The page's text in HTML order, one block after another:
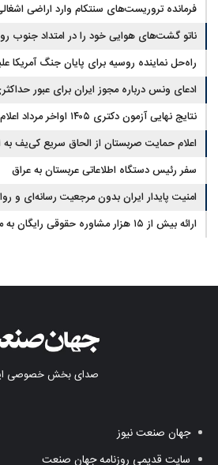
فرمانده تروریست‌های سنتکام وارد اراضی
ناتو گشت‌های هوایی خود را در امتداد جنوب
راه‌حل نماینده روسیه برای پایان جنگ آمریکا
ادعای ونس درباره مجوز ایران برای عبور
نتایج نهایی آزمون دکتری ۱۴۰۵ اواخر مرداد اعلام می‌شود
اعلام حمایت صربستان از الحاق سریع کی‌یف به
سفر رئیس دستگاه اطلاعاتی عربستان به عراق
امنیت پایدار ایران بدون مرجعیت رسانه‌ای
ارائه بیش از ۱۵ هزار مشاوره حقوقی
صدای بخش خصوصی
جهان صنعت نیوز
سایت قدیمی روزنامه جهان صنعت